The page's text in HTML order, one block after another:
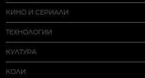
КИНО И СЕРИАЛИ
ТЕХНОЛОГИИ
КУЛТУРА
КОЛИ